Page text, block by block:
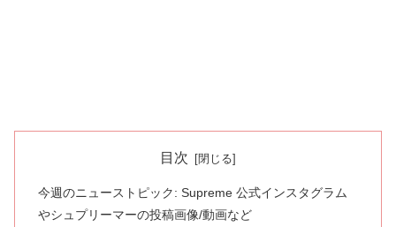
目次
今週のニューストピック: Supreme 公式インスタグラム
やシュプリーマーの投稿画像/動画など